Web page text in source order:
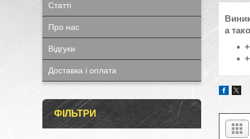
а
Статті
Про нас
Відгуки
Доставка і оплата
ФІЛЬТРИ